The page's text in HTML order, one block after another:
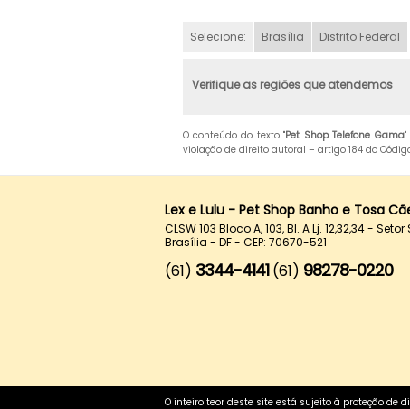
Selecione: Brasília Distrito Federal
Verifique as regiões que atendemos
O conteúdo do texto "Pet Shop Telefone Gama
violação de direito autoral – artigo 184 do
Lex e Lulu - Pet Shop Banho e Tosa
CLSW 103 Bloco A, 103, Bl. A Lj. 12,32,34 -
Brasília - DF - CEP: 70670-521
(61) 3344-4141 (61) 98278-0220
O inteiro teor deste site está sujeito à proteção de